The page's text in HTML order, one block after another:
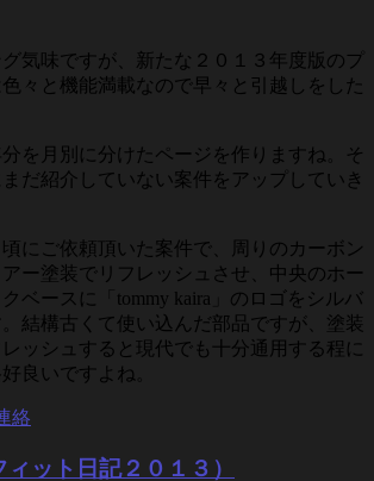
気味ですが、新たな２０１３年度版のプ
々と機能満載なので早々と引越しをした
を月別に分けたページを作りますね。そ
まだ紹介していない案件をアップしていき
にご依頼頂いた案件で、周りのカーボン
ー塗装でリフレッシュさせ、中央のホー
ベースに「tommy kaira」のロゴをシルバ
結構古くて使い込んだ部品ですが、塗装
ッシュすると現代でも十分通用する程に
良いですよね。
絡
ット日記２０１３）